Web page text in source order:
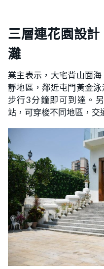
三層連花園設
灘
業主表示，大宅背山面
靜地區，鄰近屯門黃金
步行3分鐘即可到達。
站，可穿梭不同地區，交